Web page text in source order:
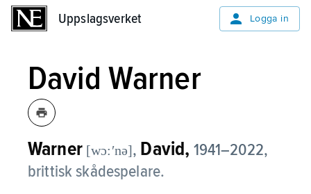
Uppslagsverket Logga in
David Warner
Warner [wɔ:ʹnə], David, 1941–2022,
brittisk skådespelare.